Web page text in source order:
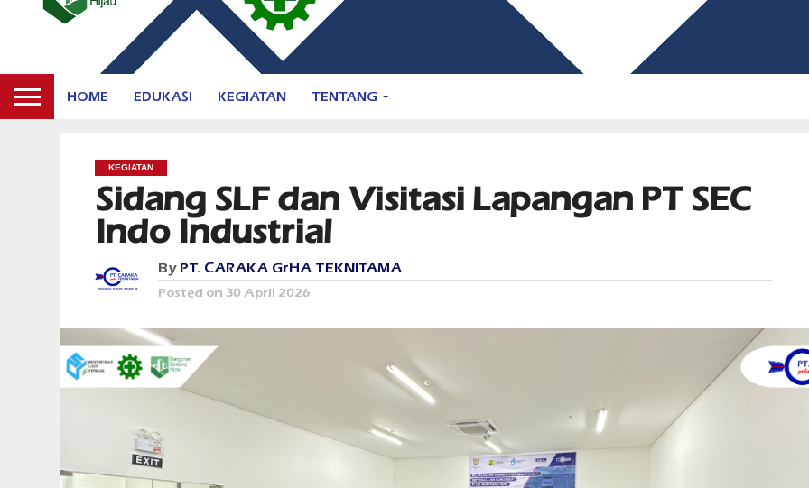
HOME EDUKASI KEGIATAN TENTANG
KEGIATAN
Sidang SLF dan Visitasi Lapangan PT SEC
Indo Industrial
By PT. CARAKA GrHA TEKNITAMA
Posted on 30 April 2026